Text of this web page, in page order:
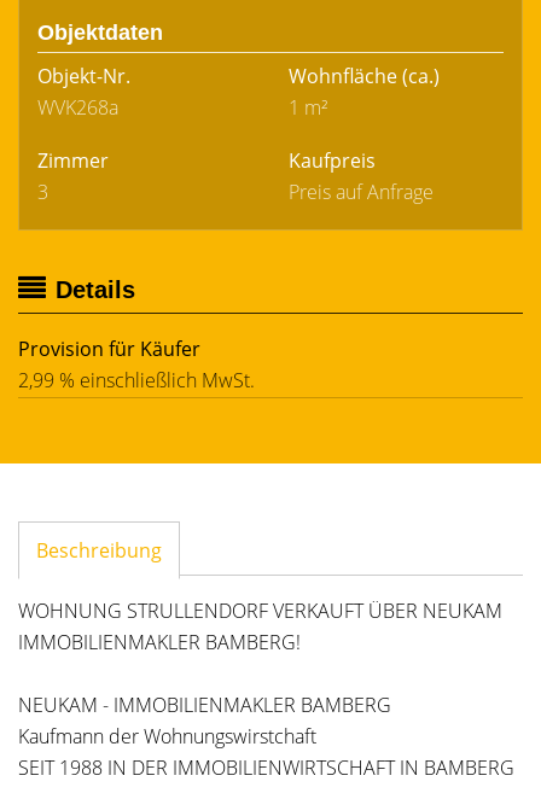
Objektdaten
Objekt-Nr.
WVK268a
Wohnfläche(ca.)
1 m²
Zimmer
3
Kaufpreis
Preis auf Anfrage
Details
Provision für Käufer
2,99 % einschließlich MwSt.
Beschreibung
WOHNUNG STRULLENDORF VERKAUFT ÜBER NEUKAM
IMMOBILIENMAKLER BAMBERG!
NEUKAM - IMMOBILIENMAKLER BAMBERG
Kaufmann der Wohnungswirstchaft
SEIT 1988 IN DER IMMOBILIENWIRTSCHAFT IN BAMBERG